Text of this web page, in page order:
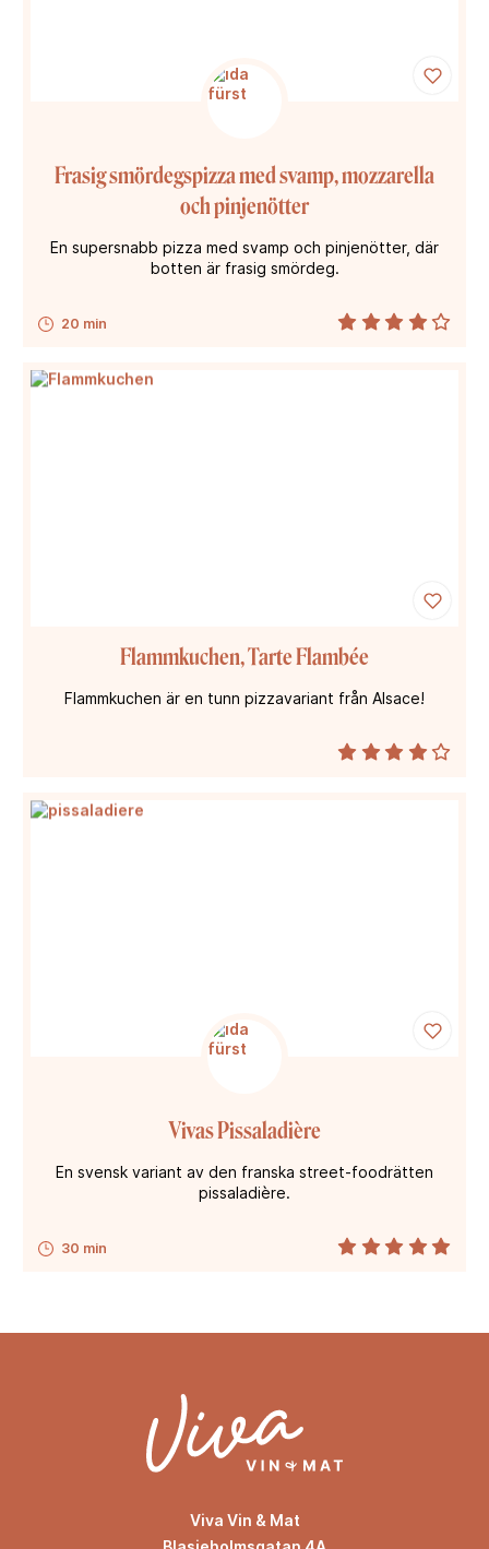
20 min
Frasig smördegspizza med svamp, mozzarella
och pinjenötter
En supersnabb pizza med svamp och pinjenötter, där
botten är frasig smördeg.
Flammkuchen, Tarte Flambée
Flammkuchen är en tunn pizzavariant från Alsace!
30 min
Vivas Pissaladière
En svensk variant av den franska street-foodrätten
pissaladière.
Viva Vin & Mat